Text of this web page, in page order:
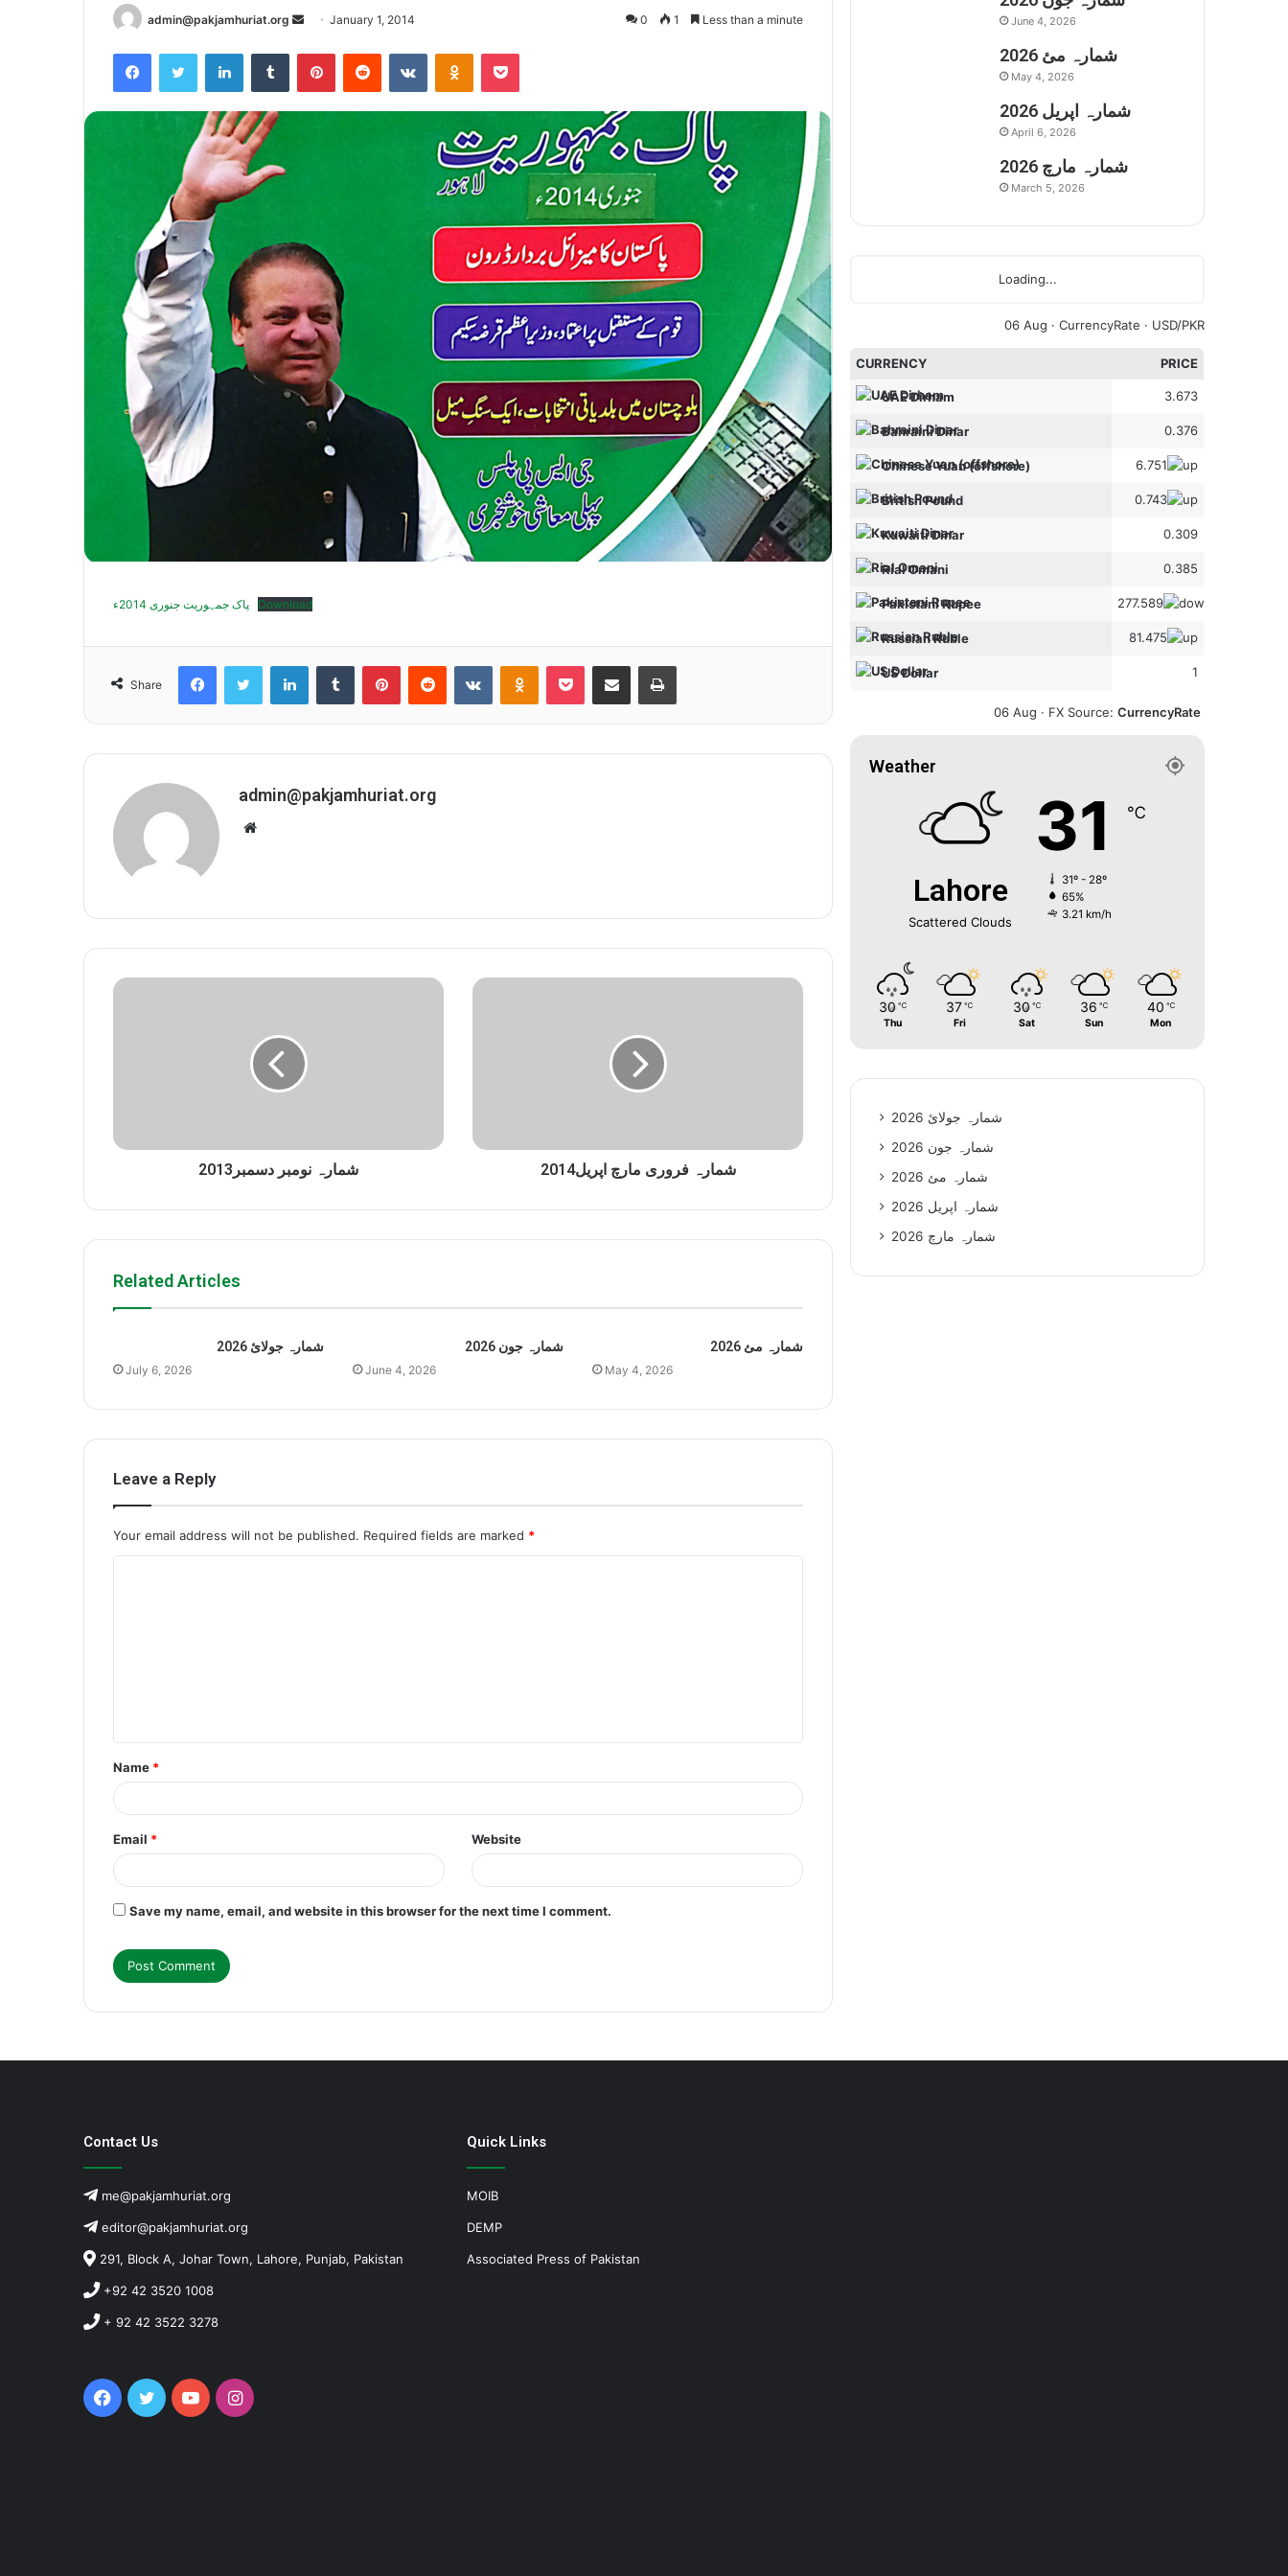
admin@pakjamhuriat.org
Send
email
January 1, 2014 0 1 Less than a minute
FacebookTwitter LinkedInTumblr PinterestReddit VKontakteOdnoklassniki
Pocket
پاک جمہوریت جنوری 2014ء Download
Share
FacebookTwitter LinkedInTumblr PinterestReddit VKontakteOdnoklassniki
Pocket Share via Email Print
admin@pakjamhuriat.org
Website
شمارہ نومبر دسمبر2013 شمارہ فروری مارچ اپریل2014
Related Articles
شمارہ جولائ 2026
July 6, 2026
شمارہ جون 2026
June 4, 2026
شمارہ مئ 2026
May 4, 2026
Leave a Reply
Your email address will not be published. Required fields are marked *
t
*
Name *
Email * Website
Save my name, email, and website in this browser for the next time I comment.
June 4, 2026
شمارہ مئ 2026
May 4, 2026
شمارہ اپریل 2026
April 6, 2026
شمارہ مارچ 2026
March 5, 2026
Loading...
06 Aug · CurrencyRate · USD/PKR
CURRENCY PRICE
UAE Dirham 3.673
Bahraini Dinar 0.376
Chinese Yuan (offshore) 6.751
British Pound 0.743
Kuwaiti Dinar 0.309
Rial Omani 0.385
Pakistani Rupee 277.589
Russian Ruble 81.475
US Dollar 1
06 Aug · FX Source: CurrencyRate
Weather
Lahore
Scattered Clouds
31 ℃
31º - 28º
65%
3.21 km/h
30 ℃
Thu
37 ℃
Fri
30 ℃
Sat
36 ℃
Sun
40 ℃
Mon
شمارہ جولائ 2026
شمارہ جون 2026
شمارہ مئ 2026
شمارہ اپریل 2026
شمارہ مارچ 2026
Contact Us
me@pakjamhuriat.org
editor@pakjamhuriat.org
291, Block A, Johar Town, Lahore, Punjab, Pakistan
+92 42 3520 1008
+ 92 42 3522 3278
Facebook
TwitterYouTubeInstagram
Quick Links
MOIB
DEMP
Associated Press of Pakistan